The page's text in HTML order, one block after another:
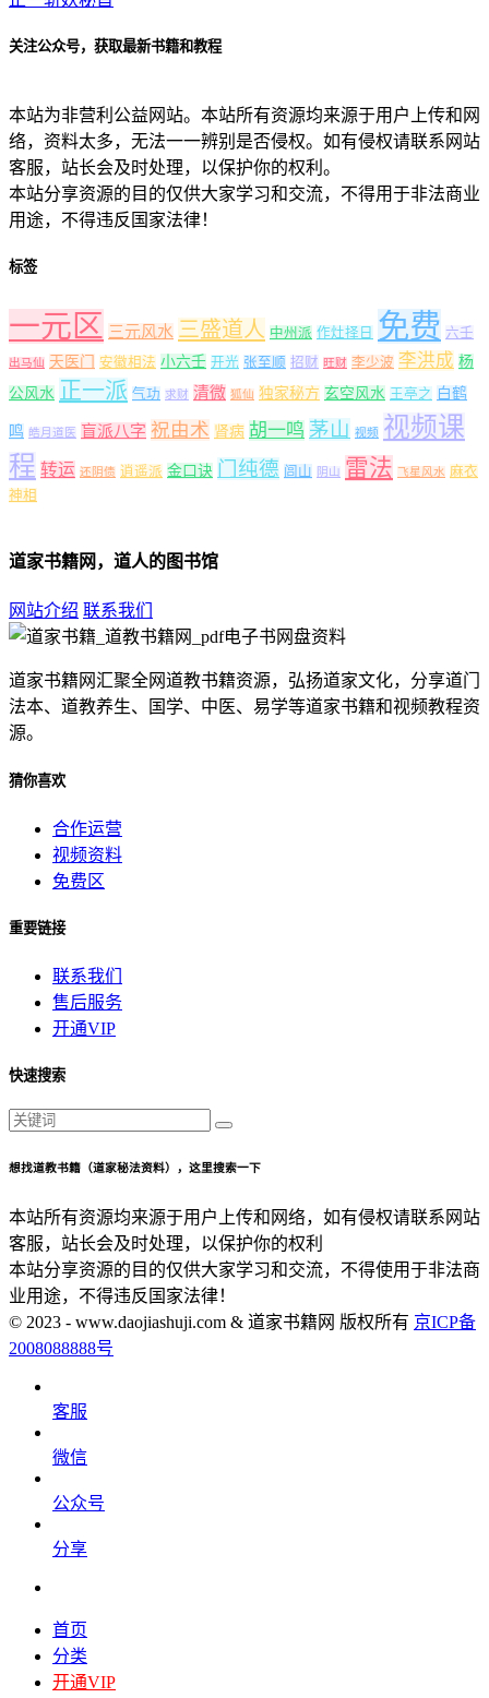
关注公众号，获取最新书籍和教程
本站为非营利公益网站。本站所有资源均来源于用户上传和网
络，资料太多，无法一一辨别是否侵权。如有侵权请联系网站
客服，站长会及时处理，以保护你的权利。
本站分享资源的目的仅供大家学习和交流，不得用于非法商业
用途，不得违反国家法律！
标签
一元区 三元风水 三盛道人 中州派 作灶择日 免费 六壬
出马仙 天医门 安徽相法 小六壬 开光 张至顺 招财 旺财 李少波 李洪成 杨
公风水 正一派 气功 求财 清微 狐仙 独家秘方 玄空风水 王亭之 白鹤
鸣 皓月道医 盲派八字 祝由术 肾病 胡一鸣 茅山 视频 视频课
程 转运 还阴债 逍遥派 金口诀 门纯德 闾山 阴山 雷法 飞星风水 麻衣
神相
道家书籍网，道人的图书馆
网站介绍 联系我们
道家书籍网汇聚全网道教书籍资源，弘扬道家文化，分享道门
法本、道教养生、国学、中医、易学等道家书籍和视频教程资
源。
猜你喜欢
合作运营
视频资料
免费区
重要链接
联系我们
售后服务
开通VIP
快速搜索
想找道教书籍（道家秘法资料），这里搜索一下
本站所有资源均来源于用户上传和网络，如有侵权请联系网站
客服，站长会及时处理，以保护你的权利
本站分享资源的目的仅供大家学习和交流，不得使用于非法商
业用途，不得违反国家法律！
© 2023 - www.daojiashuji.com & 道家书籍网 版权所有 京ICP备
2008088888号
客服
微信
公众号
分享
首页
分类
开通VIP